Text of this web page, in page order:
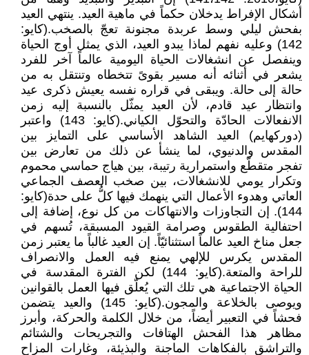
أشكال الإفراط يدخلان حكماً في ماهية العيد. ينتهي العيد
بفحش ليلي وسط عربدة مجنونة تعجّ بالصخب.(كايو:
142) وعليه نفهم لماذا يبدو العيد، الذي يمثل أوج الحياة
وينفصل عن انشغالات الحياة اليومية عالماً آخر للفرد
يشعر في أثنائه أنه مسير بقوىً تتخطاه وتنتقل به من
حالة إلى حالة. ويبقى في قراره نفسه يعيش ذكرى عيد
وانتظار عيد قادم، لأن العيد يمثّل بالنسبة إليه زمن
الانفعالات الحادّة والتحوّل الكياني.(كايو: 143) واعتبر
(دوركهايم) العيد الشاهد الأساسي على التمايز بين
المقدس والدنيوي، لما ينشأ عن ذلك من تعارض بين
تفجر متقطّع واستمرارية رتيبة، بين هياج حماسي محموم
وتكرار يومي للانشغالات، بين صخب العصف الجماعي
العاتي وهدوء الأعمال التي ينهمك فيها كلُّ على حدة(كايو:
144). إن التجاوزات والانتهاكات من كل نوع، إضافة إلى
احتفالية الطقوس وصرامة القيود المسبقة، تُسهم في
جعل مناخ العيد عالماً استثنائيّاً. إن العيد غالباً ما يعتبر زمن
المقدس يكرس للإلهي يمنع فيه العمل والانصراف
للراحة والمتعة.(كايو: 144) لكن الفترة المقدسة في
الحياة الاجتماعية هي تلك التي يُعلّق فيها العمل بالقوانين
ويوصى بالخلاعة والمجون.(كايو: 145) والعيد يتضمن
فحشاً في التعبير أيضاً، من خلال الكلمة والحركة، وأبرز
مظاهر هذا الفحش الهتافات والتجريحات والشتائم
والتراشق بالفكاهات الماجنة والبذيئة، وغارات المزاح